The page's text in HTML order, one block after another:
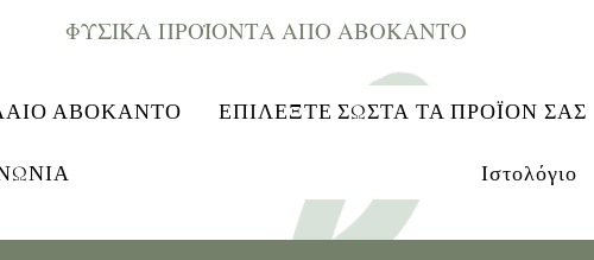
ΦΥΣΙΚΑ ΠΡΟΪΟΝΤΑ ΑΠΟ ΑΒΟΚΑNTΟ
ΑΒΟΚΑΝΤΟ ΕΠΙΛΕΞΤΕ ΣΩΣΤΑ ΤΑ ΠΡΟΪΟΝ ΣΑΣ
Ιστολόγιο